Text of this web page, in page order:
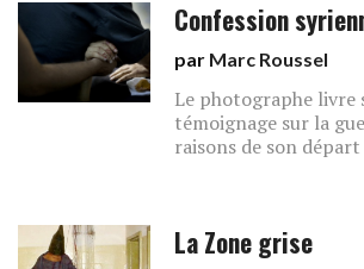
Confession
par Marc Roussel
Le photographe livre
témoignage sur la
raisons de son
La Zone grise